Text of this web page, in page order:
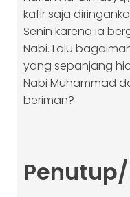
kafir saja
Senin karena ia
Nabi. Lalu
yang sepanjang
Nabi Muhammad
beriman?